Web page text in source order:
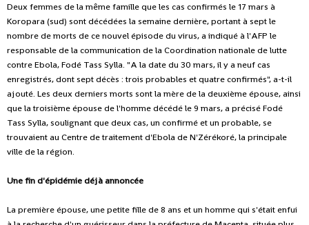
Deux femmes de la même famille que les cas confirmés le 17 mars à
Koropara (sud) sont décédées la semaine dernière, portant à sept le
nombre de morts de ce nouvel épisode du virus, a indiqué à l'AFP le
responsable de la communication de la Coordination nationale de lutte
contre Ebola, Fodé Tass Sylla. "A la date du 30 mars, il y a neuf cas
enregistrés, dont sept décès : trois probables et quatre confirmés", a-t-il
ajouté. Les deux derniers morts sont la mère de la deuxième épouse, ainsi
que la troisième épouse de l'homme décédé le 9 mars, a précisé Fodé
Tass Sylla, soulignant que deux cas, un confirmé et un probable, se
trouvaient au Centre de traitement d'Ebola de N'Zérékoré, la principale
ville de la région.
Une fin d'épidémie déjà annoncée
La première épouse, une petite fille de 8 ans et un homme qui s'était enfui